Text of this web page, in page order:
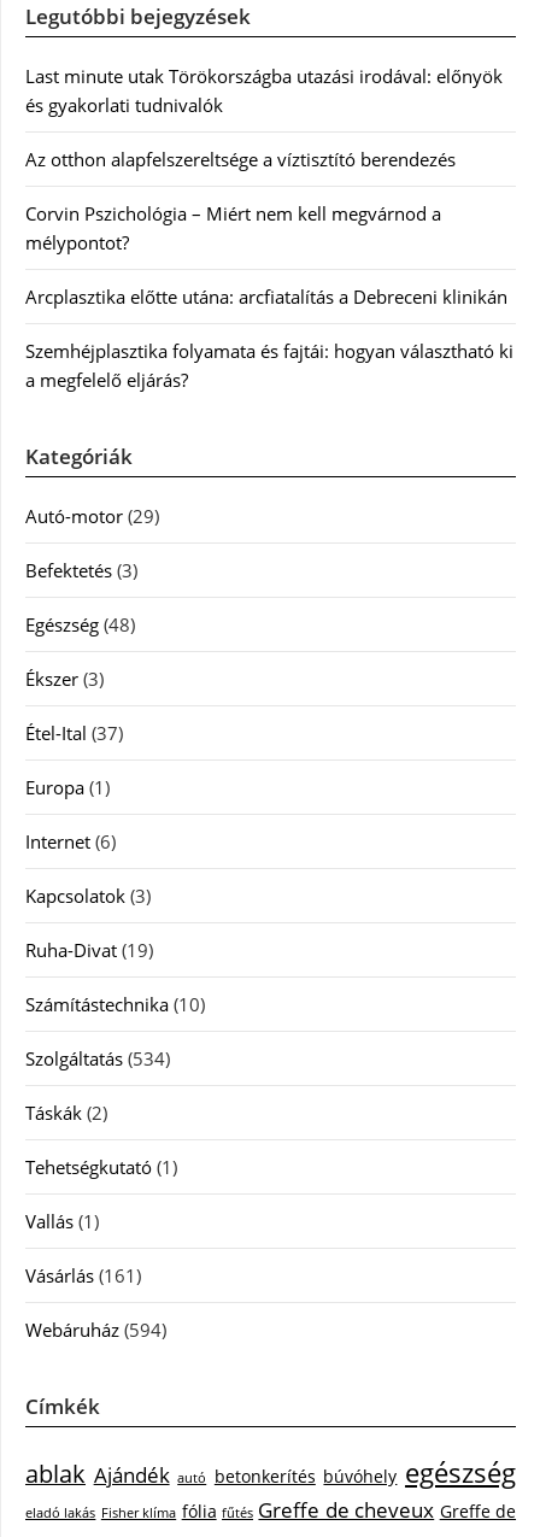
Legutóbbi bejegyzések
Last minute utak Törökországba utazási irodával: előnyök
és gyakorlati tudnivalók
Az otthon alapfelszereltsége a víztisztító berendezés
Corvin Pszichológia – Miért nem kell megvárnod a
mélypontot?
Arcplasztika előtte utána: arcfiatalítás a Debreceni klinikán
Szemhéjplasztika folyamata és fajtái: hogyan választható ki
a megfelelő eljárás?
Kategóriák
Autó-motor (29)
Befektetés (3)
Egészség (48)
Ékszer (3)
Étel-Ital (37)
Europa (1)
Internet (6)
Kapcsolatok (3)
Ruha-Divat (19)
Számítástechnika (10)
Szolgáltatás (534)
Táskák (2)
Tehetségkutató (1)
Vallás (1)
Vásárlás (161)
Webáruház (594)
Címkék
ablak Ajándék autó betonkerítés búvóhely egészség
eladó lakás Fisher klíma fólia fűtés Greffe de cheveux Greffe de